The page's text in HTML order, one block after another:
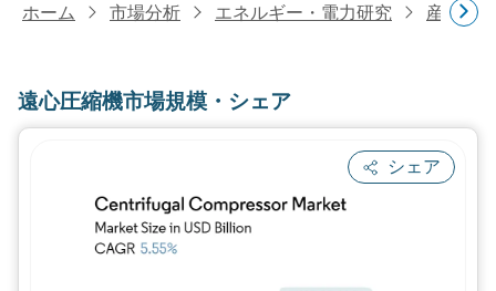
ホーム 市場分析 エネルギー・電力研究 産業機
遠心圧縮機市場規模・シェア
シェア